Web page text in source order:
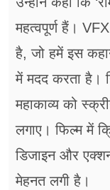
महत्वपूर्ण हैं।
है, जो हमें इस
में मदद करता है।
महाकाव्य को
लगाए। फिल्म में
डिजाइन और
मेहनत लगी है।